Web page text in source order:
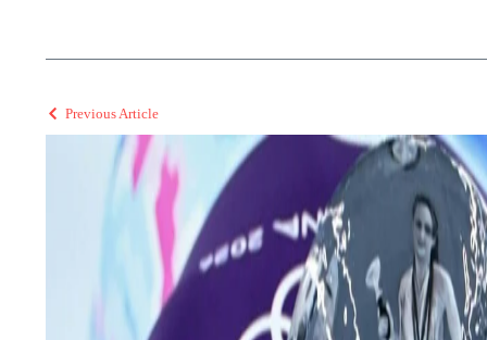
Previous Article